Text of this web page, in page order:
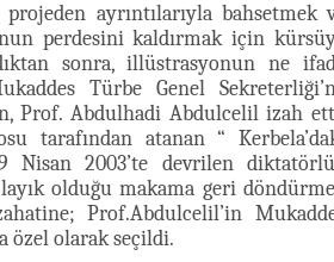
ayrıntılarıyla bahsetmek
perdesini kaldırmak için
sonra, illüstrasyonun ne
Türbe Genel
Prof. Abdulhadi Abdulcelil izah
tarafından atanan “
Nisan 2003’te devrilen
olduğu makama geri
Prof.Abdulcelil’in
özel olarak seçildi.